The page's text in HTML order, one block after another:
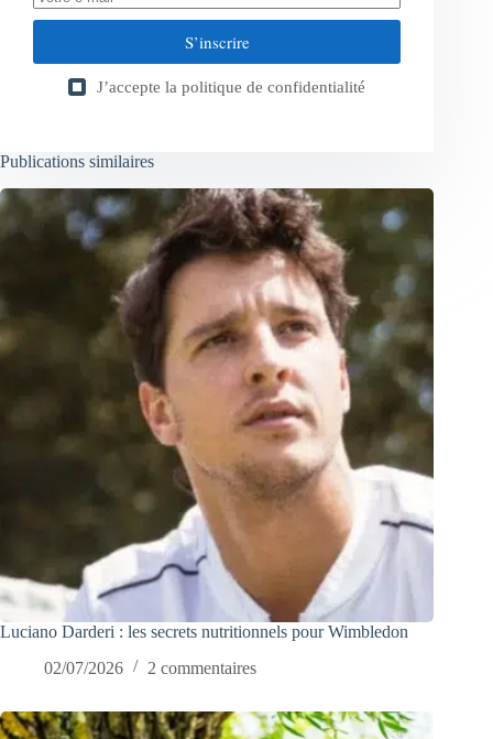
S’inscrire
J’accepte la politique de confidentialité
Publications similaires
Luciano Darderi : les secrets nutritionnels pour Wimbledon
02/07/2026
2 commentaires